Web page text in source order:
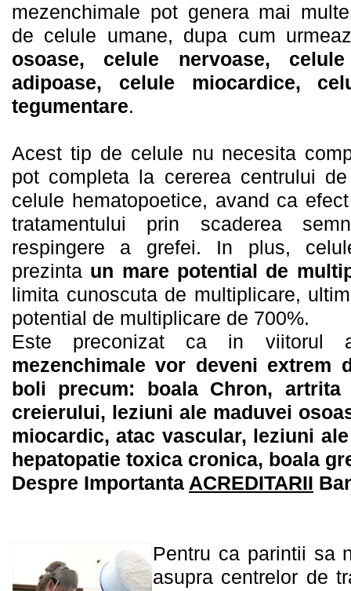
mezenchimale pot genera mai
de celule umane, dupa cum
osoase, celule nervoase,
adipoase, celule miocardice,
tegumentare.
Acest tip de celule nu necesita
pot completa la cererea centrului
celule hematopoetice, avand ca
tratamentului prin scaderea
respingere a grefei. In plus,
prezinta un mare potential de
limita cunoscuta de multiplicare,
potential de multiplicare de 700%.
Este preconizat ca in viitorul
mezenchimale vor deveni extrem
boli precum: boala Chron, artrita
creierului, leziuni ale maduvei
miocardic, atac vascular, leziuni
hepatopatie toxica cronica, boala
Despre Importanta ACREDITARII
Pentru ca parintii sa
asupra centrelor de